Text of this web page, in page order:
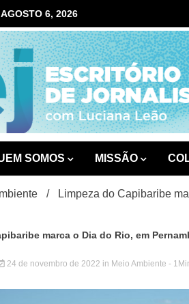
6, 2026
SOMOS MISSÃO
Limpeza do Capibaribe
marca o Dia do Rio, em
24 de novembro de 2022 in Meio Ambiente -